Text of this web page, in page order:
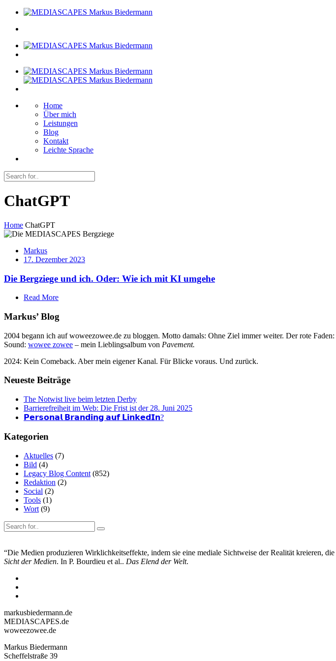
Home
Über mich
Leistungen
Blog
Kontakt
Leichte Sprache
ChatGPT
Home ChatGPT
Markus
17. Dezember 2023
Die Bergziege und ich. Oder: Wie ich mit KI umgehe
Read More
Markus’ Blog
2004 begann ich auf woweezowee.de zu bloggen. Motto damals: Ohne Ziel immer weiter. Der rote
Sound: wowee zowee – mein Lieblingsalbum von Pavement.
2024: Kein Comeback. Aber mein eigener Kanal. Für Blicke voraus. Und zurück.
Neueste Beiträge
The Notwist live beim letzten Derby
Barrierefreiheit im Web: Die Frist ist der 28. Juni 2025
𝗣𝗲𝗿𝘀𝗼𝗻𝗮𝗹 𝗕𝗿𝗮𝗻𝗱𝗶𝗻𝗴 𝗮𝘂𝗳 𝗟𝗶𝗻𝗸𝗲𝗱𝗜𝗻?
Kategorien
Aktuelles (7)
Bild (4)
Legacy Blog Content (852)
Redaktion (2)
Social (2)
Tools (1)
Wort (9)
“Die Medien produzieren Wirklichkeitseffekte, indem sie eine mediale Sichtweise der Realität kreieren,
Sicht der Medien. In P. Bourdieu et al.. Das Elend der Welt.
markusbiedermann.de
MEDIASCAPES.de
woweezowee.de
Markus Biedermann
Scheffelstraße 39